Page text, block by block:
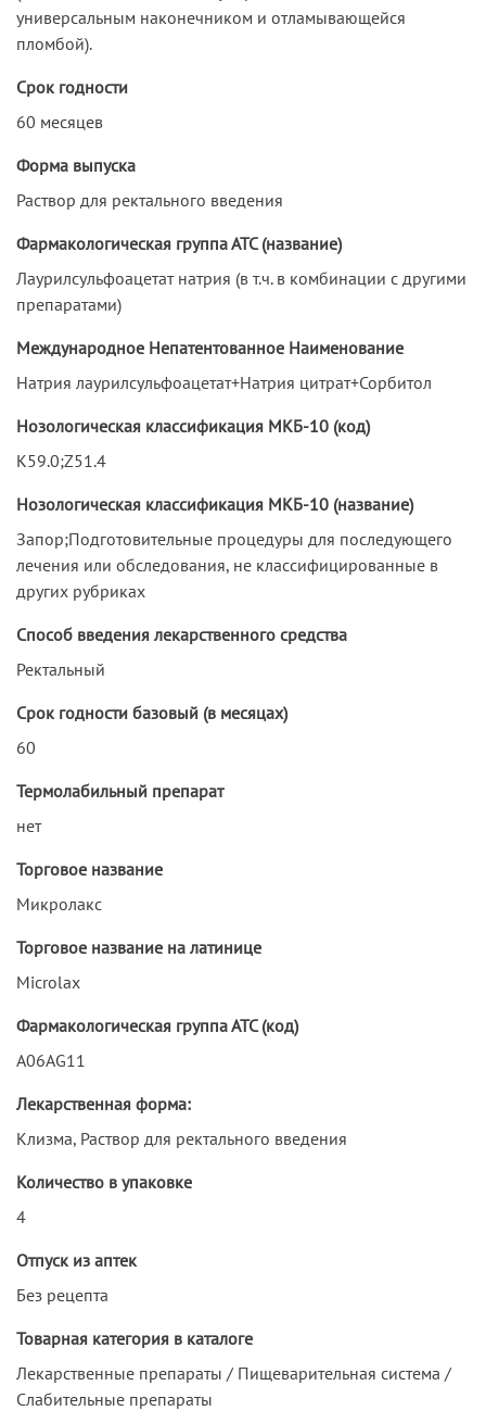
универсальным наконечником и отламывающейся
пломбой).
Срок годности
60 месяцев
Форма выпуска
Раствор для ректального введения
Фармакологическая группа АТС (название)
Лаурилсульфоацетат натрия (в т.ч. в комбинации с другими
препаратами)
Международное Непатентованное Наименование
Натрия лаурилсульфоацетат+Натрия цитрат+Сорбитол
Нозологическая классификация МКБ-10 (код)
K59.0;Z51.4
Нозологическая классификация МКБ-10 (название)
Запор;Подготовительные процедуры для последующего
лечения или обследования, не классифицированные в
других рубриках
Способ введения лекарственного средства
Ректальный
Срок годности базовый (в месяцах)
60
Термолабильный препарат
нет
Торговое название
Микролакс
Торговое название на латинице
Microlax
Фармакологическая группа АТС (код)
A06AG11
Лекарственная форма:
Клизма, Раствор для ректального введения
Количество в упаковке
4
Отпуск из аптек
Без рецепта
Товарная категория в каталоге
Лекарственные препараты / Пищеварительная система /
Слабительные препараты